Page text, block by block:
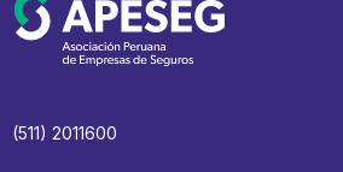
(511) 2011600